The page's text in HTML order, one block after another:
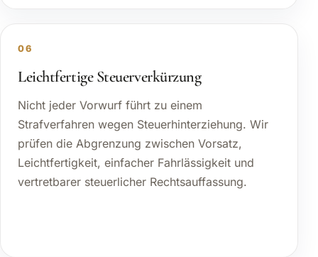
06
Leichtfertige Steuerverkürzung
Nicht jeder Vorwurf führt zu einem
Strafverfahren wegen Steuerhinterziehung. Wir
prüfen die Abgrenzung zwischen Vorsatz,
Leichtfertigkeit, einfacher Fahrlässigkeit und
vertretbarer steuerlicher Rechtsauffassung.